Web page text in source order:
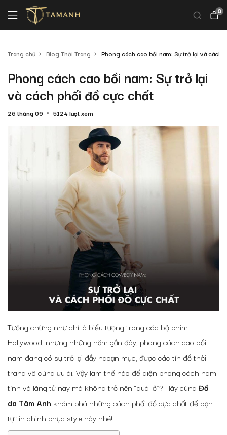
0
Trang chủ Blog Thời Trang Phong cách cao bồi nam: Sự trở lại và cách
Phong cách cao bồi nam: Sự trở lại
và cách phối đồ cực chất
26 tháng 09 5124 lượt xem
Tưởng chừng như chỉ là biểu tượng trong các bộ phim
Hollywood, nhưng những năm gần đây, phong cách cao bồi
nam đang có sự trở lại đầy ngoạn mục, được các tín đồ thời
trang vô cùng ưu ái. Vậy làm thế nào để diện phong cách nam
tính và lãng tử này mà không trở nên “quá lố”? Hãy cùng Đồ
da Tâm Anh khám phá những cách phối đồ cực chất để bạn
tự tin chinh phục style này nhé!